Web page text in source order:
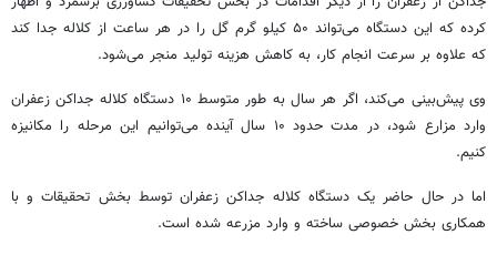
کرده که این دستگاه می‌تواند ۵۰ کیلو گرم گل را در هر ساعت از کلاله جدا کند
که علاوه بر سرعت انجام کار، به کاهش هزینه تولید منجر می‌شود.
وی پیش‌بینی می‌کند، اگر هر سال به طور متوسط ۱۰ دستگاه کلاله جداکن زعفران
وارد مزارع شود، در مدت حدود ۱۰ سال آینده می‌توانیم این مرحله را مکانیزه
کنیم.
اما در حال حاضر یک دستگاه کلاله جداکن زعفران توسط بخش تحقیقات و با
همکاری بخش خصوصی ساخته و وارد مزرعه شده است.